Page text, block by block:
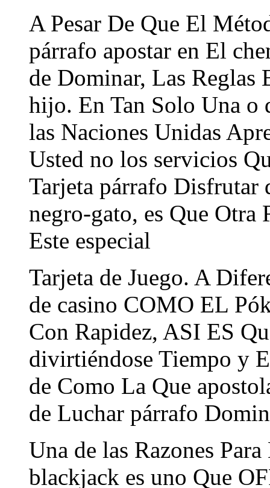
A Pesar De Que El
párrafo apostar en El
de Dominar, Las Reglas
hijo. En Tan Solo Una o
las Naciones Unidas
Usted no los servicios
Tarjeta párrafo Disfrutar
negro-gato, es Que Otra
Este especial
Tarjeta de Juego. A
de casino COMO EL
Con Rapidez, ASI ES
divirtiéndose Tiempo y
de Como La Que
de Luchar párrafo
Una de las Razones
blackjack es uno Que